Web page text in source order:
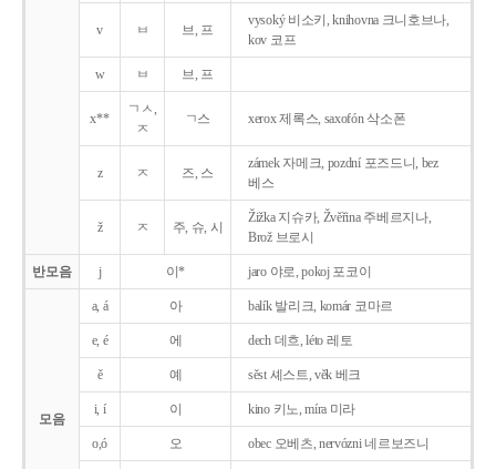
v ㅂ 브, 프
vysoký 비소키, knihovna 크니호브나,
kov 코프
w ㅂ 브, 프
x**
ㄱㅅ,
ㅈ
ㄱ스 xerox 제록스, saxofón 삭소폰
z ㅈ 즈, 스
zámek 자메크, pozdní 포즈드니, bez
베스
ž ㅈ 주, 슈, 시
Žižka 지슈카, Žvěřina 주베르지나,
Brož 브로시
반모음 j 이* jaro 야로, pokoj 포코이
모음
a, á 아 balík 발리크, komár 코마르
e, é 에 dech 데흐, léto 레토
ě 예 sěst 셰스트, věk 베크
i, í 이 kino 키노, míra 미라
o,ó 오 obec 오베츠, nervózni 네르보즈니